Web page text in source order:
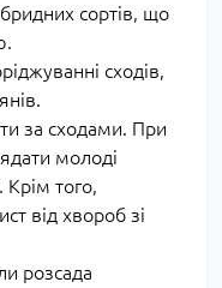
сортів, що
сходів,
за сходами. При
молоді
Крім того,
від хвороб зі
розсада